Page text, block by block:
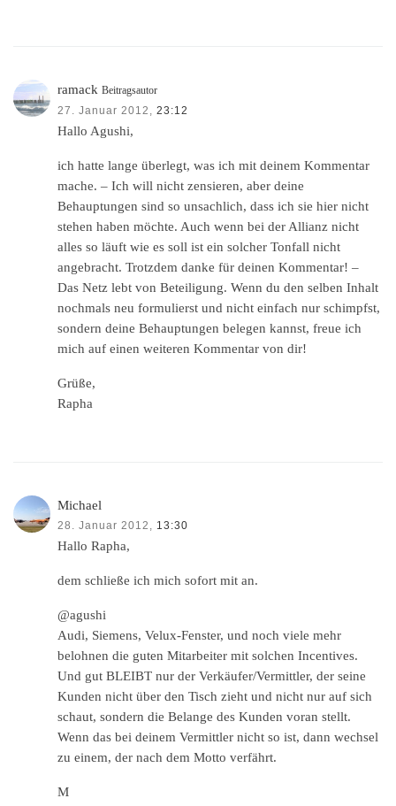
ramack Beitragsautor
27. Januar 2012, 23:12
Hallo Agushi,
ich hatte lange überlegt, was ich mit deinem Kommentar
mache. – Ich will nicht zensieren, aber deine
Behauptungen sind so unsachlich, dass ich sie hier nicht
stehen haben möchte. Auch wenn bei der Allianz nicht
alles so läuft wie es soll ist ein solcher Tonfall nicht
angebracht. Trotzdem danke für deinen Kommentar! –
Das Netz lebt von Beteiligung. Wenn du den selben Inhalt
nochmals neu formulierst und nicht einfach nur schimpfst,
sondern deine Behauptungen belegen kannst, freue ich
mich auf einen weiteren Kommentar von dir!
Grüße,
Rapha
Michael
28. Januar 2012, 13:30
Hallo Rapha,
dem schließe ich mich sofort mit an.
@agushi
Audi, Siemens, Velux-Fenster, und noch viele mehr
belohnen die guten Mitarbeiter mit solchen Incentives.
Und gut BLEIBT nur der Verkäufer/Vermittler, der seine
Kunden nicht über den Tisch zieht und nicht nur auf sich
schaut, sondern die Belange des Kunden voran stellt.
Wenn das bei deinem Vermittler nicht so ist, dann wechsel
zu einem, der nach dem Motto verfährt.
M